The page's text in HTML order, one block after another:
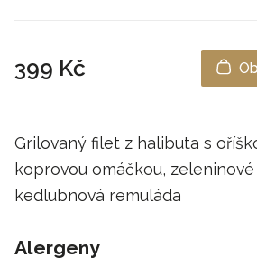
399 Kč
Grilovaný filet z halibuta s
koprovou omáčkou,
kedlubnová remuláda
Alergeny